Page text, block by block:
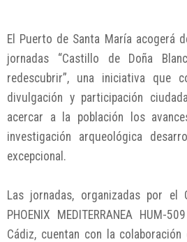
El Puerto de Santa María acogerá
jornadas “Castillo de Doña
redescubrir”, una iniciativa que
divulgación y participación
acercar a la población los
investigación arqueológica
excepcional.
Las jornadas, organizadas por el
PHOENIX MEDITERRANEA HUM-
Cádiz, cuentan con la colaboración